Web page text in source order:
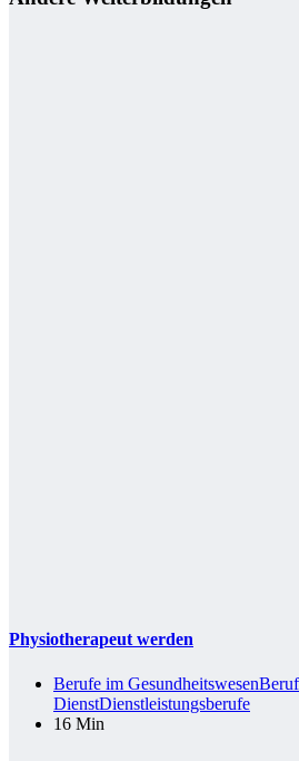
Physiotherapeut werden
Berufe im Gesundheitswesen
DienstDienstleistungsberufe
16 Min